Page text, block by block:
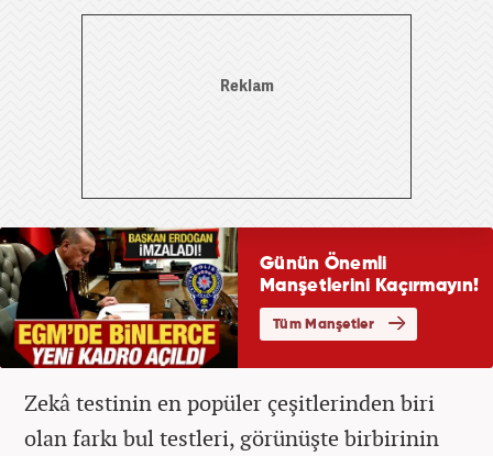
Zekâ testinin en popüler çeşitlerinden biri
olan farkı bul testleri, görünüşte birbirinin